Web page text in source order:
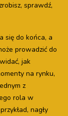
sprawdź,
się do końca, a
prowadzić do
jak
na rynku,
z
rola w
nagły